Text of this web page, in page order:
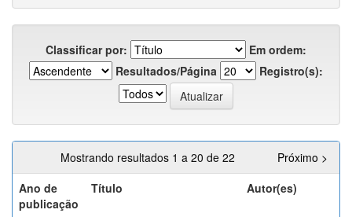
Classificar por:
Em ordem:
Resultados/Página
Registro(s):
Mostrando resultados 1 a 20 de 22
Próximo >
Ano de
publicação
Título Autor(es)